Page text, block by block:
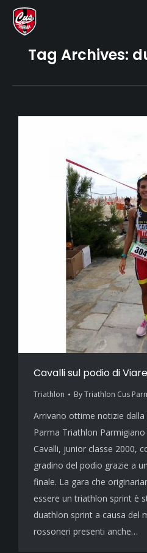
Tag Archives:
Cavalli sul podio di
Triathlon ByTriathlon Cus
Arrivano ottime notizie dalla
Parma Triathlon Parmigiano
Cavalli, junior classe 2000,
gradino del podio grazie a
finale. La gara che
essere un triathlon sprint è
duathlon sprint a causa del
rossoneri presenti anche…